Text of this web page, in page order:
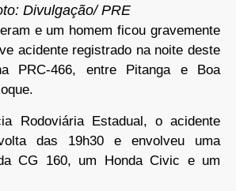
Divulgação/ PRE
e um homem ficou gravemente
acidente registrado na noite deste
PRC-466, entre Pitanga e Boa
Rodoviária Estadual, o acidente
das 19h30 e envolveu uma
CG 160, um Honda Civic e um